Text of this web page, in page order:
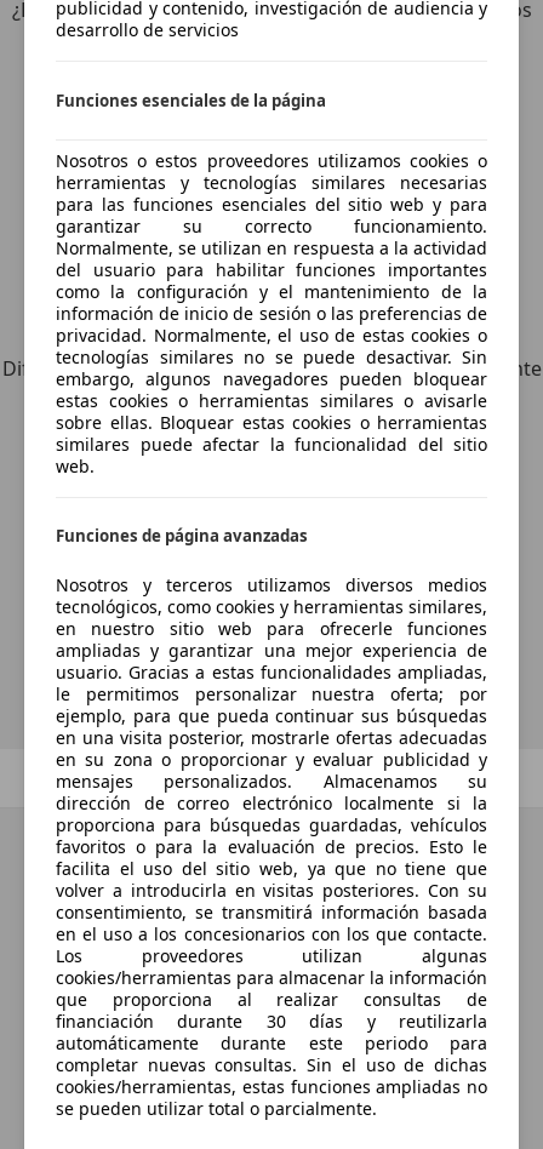
¿Desea ser informado automáticamente sobre vehículos
nuevos para su búsqueda?
Guardar búsqueda
Explora vehículos similares
Diferente de tus criterios de búsqueda, pero posiblemente
una coincidencia perfecta.
automáticamente sobre vehículos
nuevos para su búsqueda?
Guardar búsqueda
Anterior 1/1 Siguiente
publicidad y contenido, investigación de audiencia y
desarrollo de servicios
Funciones esenciales de la página
Nosotros o estos proveedores utilizamos cookies o
herramientas y tecnologías similares necesarias
para las funciones esenciales del sitio web y para
garantizar su correcto funcionamiento.
Normalmente, se utilizan en respuesta a la actividad
del usuario para habilitar funciones importantes
como la configuración y el mantenimiento de la
información de inicio de sesión o las preferencias de
privacidad. Normalmente, el uso de estas cookies o
tecnologías similares no se puede desactivar. Sin
embargo, algunos navegadores pueden bloquear
estas cookies o herramientas similares o avisarle
sobre ellas. Bloquear estas cookies o herramientas
similares puede afectar la funcionalidad del sitio
web.
Funciones de página avanzadas
Nosotros y terceros utilizamos diversos medios
tecnológicos, como cookies y herramientas similares,
en nuestro sitio web para ofrecerle funciones
ampliadas y garantizar una mejor experiencia de
usuario. Gracias a estas funcionalidades ampliadas,
le permitimos personalizar nuestra oferta; por
ejemplo, para que pueda continuar sus búsquedas
en una visita posterior, mostrarle ofertas adecuadas
en su zona o proporcionar y evaluar publicidad y
mensajes personalizados. Almacenamos su
dirección de correo electrónico localmente si la
proporciona para búsquedas guardadas, vehículos
favoritos o para la evaluación de precios. Esto le
facilita el uso del sitio web, ya que no tiene que
volver a introducirla en visitas posteriores. Con su
consentimiento, se transmitirá información basada
en el uso a los concesionarios con los que contacte.
Los proveedores utilizan algunas
cookies/herramientas para almacenar la información
que proporciona al realizar consultas de
financiación durante 30 días y reutilizarla
automáticamente durante este periodo para
completar nuevas consultas. Sin el uso de dichas
cookies/herramientas, estas funciones ampliadas no
se pueden utilizar total o parcialmente.